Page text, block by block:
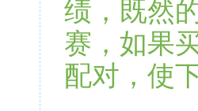
绩，既然
赛，如果
配对，使